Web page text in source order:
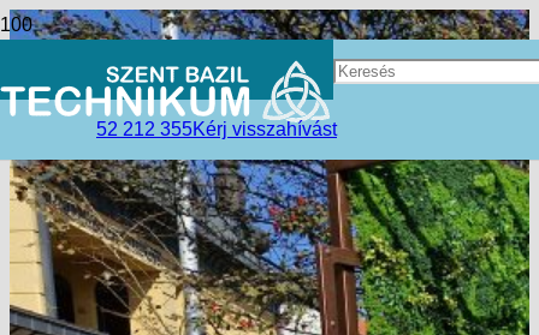
52 212 355Kérj visszahívást